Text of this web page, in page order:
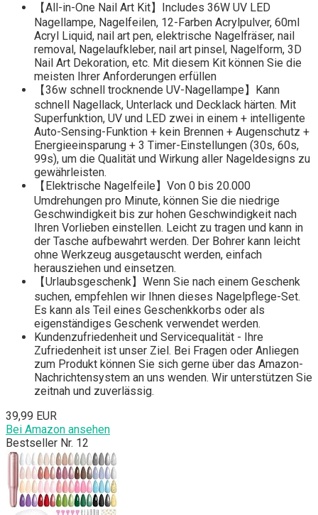
【All-in-One Nail Art Kit】Includes 36W UV LED
Nagellampe, Nagelfeilen, 12-Farben Acrylpulver, 60ml
Acryl Liquid, nail art pen, elektrische Nagelfräser, nail
removal, Nagelaufkleber, nail art pinsel, Nagelform, 3D
Nail Art Dekoration, etc. Mit diesem Kit können Sie die
meisten Ihrer Anforderungen erfüllen
【36w schnell trocknende UV-Nagellampe】Kann
schnell Nagellack, Unterlack und Decklack härten. Mit
Superfunktion, UV und LED zwei in einem + intelligente
Auto-Sensing-Funktion + kein Brennen + Augenschutz +
Energieeinsparung + 3 Timer-Einstellungen (30s, 60s,
99s), um die Qualität und Wirkung aller Nageldesigns zu
gewährleisten.
【Elektrische Nagelfeile】Von 0 bis 20.000
Umdrehungen pro Minute, können Sie die niedrige
Geschwindigkeit bis zur hohen Geschwindigkeit nach
Ihren Vorlieben einstellen. Leicht zu tragen und kann in
der Tasche aufbewahrt werden. Der Bohrer kann leicht
ohne Werkzeug ausgetauscht werden, einfach
herausziehen und einsetzen.
【Urlaubsgeschenk】Wenn Sie nach einem Geschenk
suchen, empfehlen wir Ihnen dieses Nagelpflege-Set.
Es kann als Teil eines Geschenkkorbs oder als
eigenständiges Geschenk verwendet werden.
Kundenzufriedenheit und Servicequalität - Ihre
Zufriedenheit ist unser Ziel. Bei Fragen oder Anliegen
zum Produkt können Sie sich gerne über das Amazon-
Nachrichtensystem an uns wenden. Wir unterstützen Sie
zeitnah und zuverlässig.
39,99 EUR
Bei Amazon ansehen
Bestseller Nr. 12